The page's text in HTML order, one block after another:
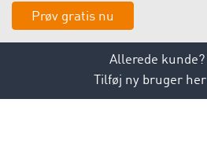
Prøv gratis nu
Allerede kunde?
Tilføj ny bruger her